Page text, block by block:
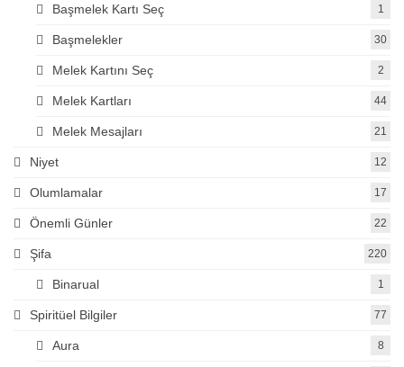
Başmelek Kartı Seç 1
Başmelekler 30
Melek Kartını Seç 2
Melek Kartları 44
Melek Mesajları 21
Niyet 12
Olumlamalar 17
Önemli Günler 22
Şifa 220
Binarual 1
Spiritüel Bilgiler 77
Aura 8